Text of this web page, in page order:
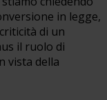
in legge,
di un
il ruolo di
vista della